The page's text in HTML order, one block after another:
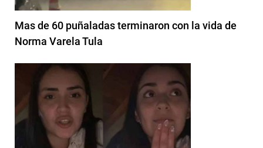
Mas de 60 puñaladas terminaron con la vida de
Norma Varela Tula